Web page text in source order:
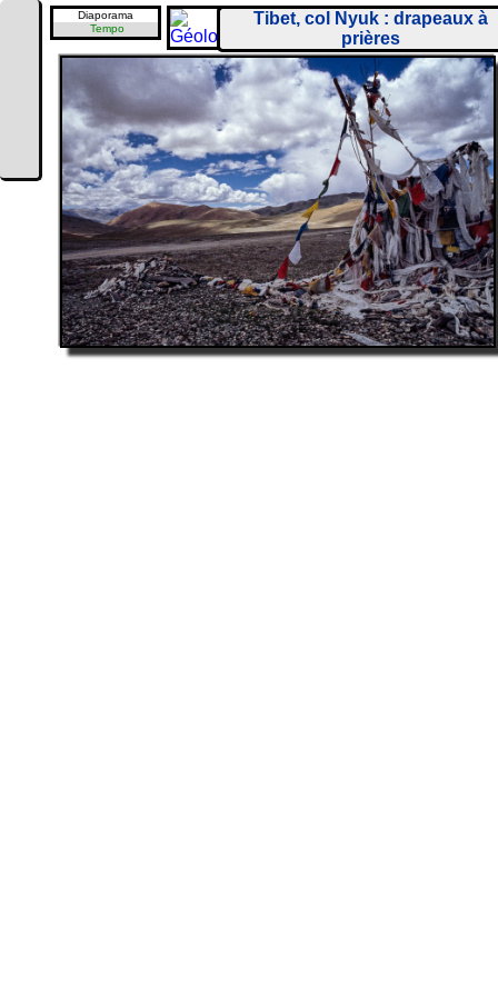
Diaporama
Tempo
Tibet, col Nyuk : drapeaux à
prières